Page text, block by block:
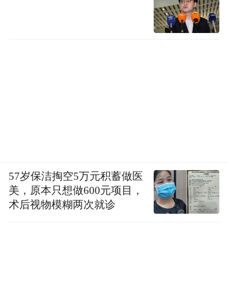
57岁保洁掏空5万元积蓄做医
美，原本只想做600元项目，
术后视物模糊两次就诊